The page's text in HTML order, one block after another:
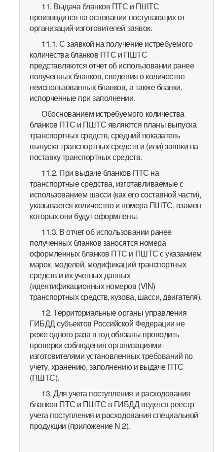
11. Выдача бланков ПТС и ПШТС
производится на основании поступающих от
организаций-изготовителей заявок.
11.1. С заявкой на получение истребуемого
количества бланков ПТС и ПШТС
представляются отчет об использовании ранее
полученных бланков, сведения о количестве
неиспользованных бланков, а также бланки,
испорченные при заполнении.
Обоснованием истребуемого количества
бланков ПТС и ПШТС являются планы выпуска
транспортных средств, средний показатель
выпуска транспортных средств и (или) заявки на
поставку транспортных средств.
11.2. При выдаче бланков ПТС на
транспортные средства, изготавливаемые с
использованием шасси (как его составной части),
указывается количество и номера ПШТС, взамен
которых они будут оформлены.
11.3. В отчет об использовании ранее
полученных бланков заносятся номера
оформленных бланков ПТС и ПШТС с указанием
марок, моделей, модификаций транспортных
средств и их учетных данных
(идентификационных номеров (VIN)
транспортных средств, кузова, шасси, двигателя).
12. Территориальные органы управления
ГИБДД субъектов Российской Федерации не
реже одного раза в год обязаны проводить
проверки соблюдения организациями-
изготовителями установленных требований по
учету, хранению, заполнению и выдаче ПТС
(ПШТС).
13. Для учета поступления и расходования
бланков ПТС и ПШТС в ГИБДД ведется реестр
учета поступления и расходования специальной
продукции (приложение N 2).